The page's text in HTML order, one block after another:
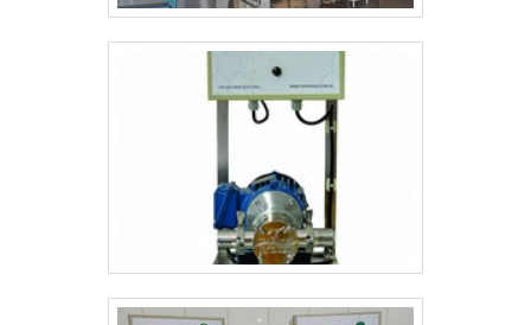
Aproveite a visita para acessar o site e saber mais
sobre a empresa, os serviços e os produtos. Se preferir,
solicite um orçamento! .